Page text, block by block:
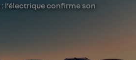
l’électrique confirme son